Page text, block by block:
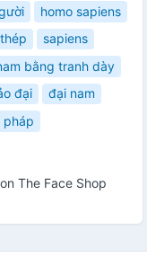
homo sapiens
sapiens
bằng tranh dày
đại
đại nam
pháp
The Face Shop